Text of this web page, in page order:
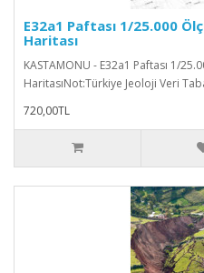
E32a1 Paftası 1/25.000
Haritası
KASTAMONU - E32a1 Paftası 1/
HaritasıNot:Türkiye Jeoloji Veri
720,00TL